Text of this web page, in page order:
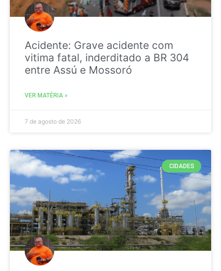
Acidente: Grave acidente com
vitima fatal, inderditado a BR 304
entre Assú e Mossoró
VER MATÉRIA »
7 de agosto de 2026
CIDADES